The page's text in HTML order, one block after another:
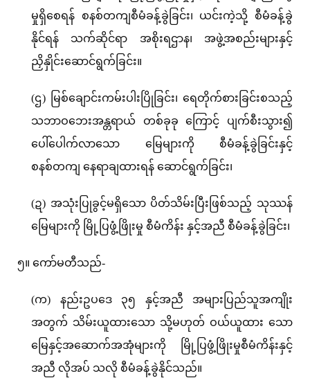
မှုရှိစေရန် စနစ်တကျစီမံခန့်ခွဲခြင်း၊ ယင်းကဲ့သို့ စီမံခန့်ခွဲ
နိုင်ရန် သက်ဆိုင်ရာ အစိုးရဌာန၊ အဖွဲ့အစည်းများနှင့်
ညှိနှိုင်းဆောင်ရွက်ခြင်း။
(ဌ) မြစ်ချောင်းကမ်းပါးပြိုခြင်း၊ ရေတိုက်စားခြင်းစသည့်
သဘာဝဘေးအန္တရာယ် တစ်ခုခု ကြောင့် ပျက်စီးသွား၍
ပေါ်ပေါက်လာသော မြေများကို စီမံခန့်ခွဲခြင်းနှင့်
စနစ်တကျ နေရာချထားရန် ဆောင်ရွက်ခြင်း၊
(ဍ) အသုံးပြုခွင့်မရှိသော ပိတ်သိမ်းပြီးဖြစ်သည့် သုဿန်
မြေများကို မြို့ပြဖွံ့ဖြိုးမှု စီမံကိန်း နှင့်အညီ စီမံခန့်ခွဲခြင်း၊
၅။ ကော်မတီသည်-
(က) နည်းဥပဒေ ၃၅ နှင့်အညီ အများပြည်သူအကျိုး
အတွက် သိမ်းယူထားသော သို့မဟုတ် ဝယ်ယူထား သော
မြေနှင့်အဆောက်အအုံများကို မြို့ပြဖွံ့ဖြိုးမှုစီမံကိန်းနှင့်
အညီ လိုအပ် သလို စီမံခန့်ခွဲနိုင်သည်။